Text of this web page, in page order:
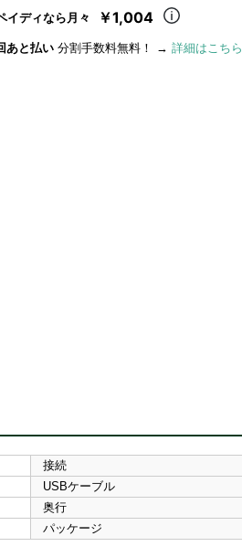
イディなら月々 ￥1,004
あと払い 分割手数料無料！ → 詳細はこちら
接続
USBケーブル
奥行
パッケージ